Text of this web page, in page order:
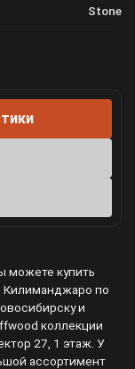
Stone
можете купить
Килиманджаро по
и
коллекции
27, 1 этаж. У
ассортимент